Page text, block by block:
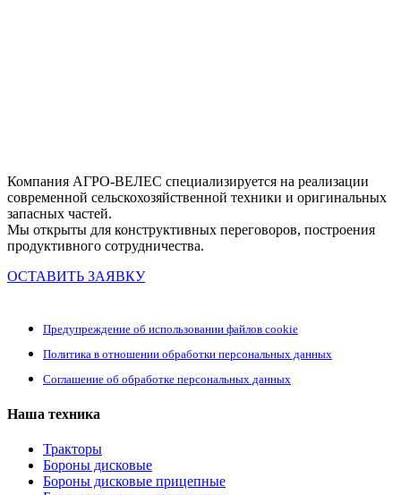
Компания АГРО-ВЕЛЕС специализируется на реализации
современной сельскохозяйственной техники и оригинальных
запасных частей.
Мы открыты для конструктивных переговоров, построения
продуктивного сотрудничества.
ОСТАВИТЬ ЗАЯВКУ
Предупреждение об использовании файлов cookie
Политика в отношении обработки персональных данных
Соглашение об обработке персональных данных
Наша техника
Тракторы
Бороны дисковые
Бороны дисковые прицепные